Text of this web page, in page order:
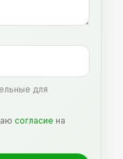
для
согласие на